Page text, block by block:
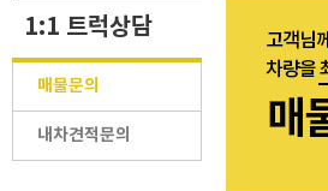
1:1 트럭상담
매물문의
내차견적문의